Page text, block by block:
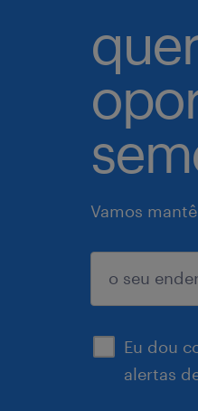
Vamos
Eu dou
alertas
enviar